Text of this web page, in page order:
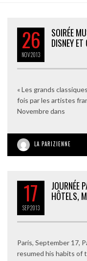
26
NOV2013
SOIRÉE
DISNEY
« Les grands
fois par les artistes
Novembre dans
LA PARIZIENNE
17
SEP2013
JOURNÉE
HÔTELS,
Paris, September 17,
resumed his habits of